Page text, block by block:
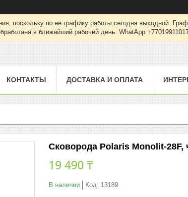
поскольку по ее графику работы сегодня выходной.
в ближайший рабочий день. WhatApp
КОНТАКТЫ ДОСТАВКА И ОПЛАТА
Сковорода Polaris Monolit-28F,
19 490 ₸
В наличии Код: 13189